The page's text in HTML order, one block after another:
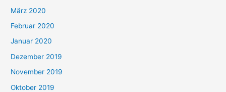
März 2020
Februar 2020
Januar 2020
Dezember 2019
November 2019
Oktober 2019